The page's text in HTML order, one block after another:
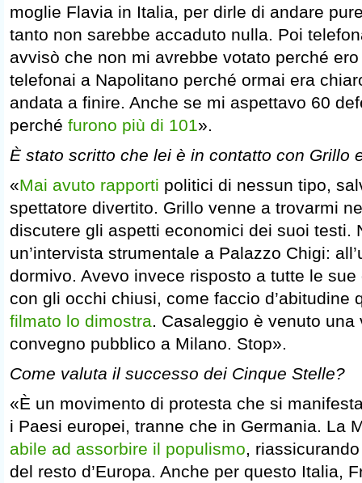
moglie Flavia in Italia, per dirle di andare
tanto non sarebbe accaduto nulla. Poi
avvisò che non mi avrebbe votato perché ero
telefonai a Napolitano perché ormai era
andata a finire. Anche se mi aspettavo 60
perché furono più di 101».
È stato scritto che lei è in contatto con Grillo
«Mai avuto rapporti politici di nessun tipo,
spettatore divertito. Grillo venne a trovarmi
discutere gli aspetti economici dei suoi testi.
un’intervista strumentale a Palazzo Chigi:
dormivo. Avevo invece risposto a tutte le
con gli occhi chiusi, come faccio d’abitudine
filmato lo dimostra. Casaleggio è venuto
convegno pubblico a Milano. Stop».
Come valuta il successo dei Cinque Stelle?
«È un movimento di protesta che si
i Paesi europei, tranne che in Germania. La
abile ad assorbire il populismo,
del resto d’Europa. Anche per questo Italia,